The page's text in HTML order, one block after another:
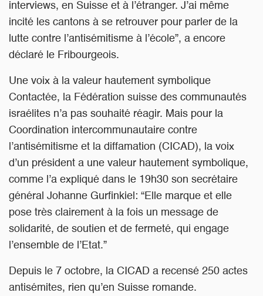
interviews, en Suisse et à l’étranger. J’ai même
incité les cantons à se retrouver pour parler de la
lutte contre l’antisémitisme à l’école”, a encore
déclaré le Fribourgeois.
Une voix à la valeur hautement symbolique
Contactée, la Fédération suisse des communautés
israélites n’a pas souhaité réagir. Mais pour la
Coordination intercommunautaire contre
l’antisémitisme et la diffamation (CICAD), la voix
d’un président a une valeur hautement symbolique,
comme l’a expliqué dans le 19h30 son secrétaire
général Johanne Gurfinkiel: “Elle marque et elle
pose très clairement à la fois un message de
solidarité, de soutien et de fermeté, qui engage
l’ensemble de l’Etat.”
Depuis le 7 octobre, la CICAD a recensé 250 actes
antisémites, rien qu’en Suisse romande.